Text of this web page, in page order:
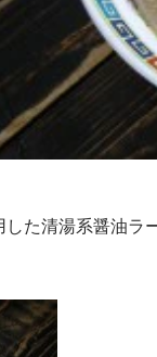
た清湯系醤油